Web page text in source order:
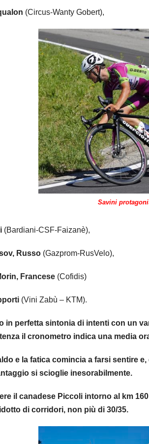
(Circus-Wanty Gobert),
Savini
(Bardiani-CSF-Faizanè),
Russo (Gazprom-RusVelo),
Francese (Cofidis)
(Vini Zabù – KTM).
in perfetta sintonia di intenti con un
il cronometro indica una media
e la fatica comincia a farsi sentire
si scioglie inesorabilmente.
il canadese Piccoli intorno al km
di corridori, non più di 30/35.